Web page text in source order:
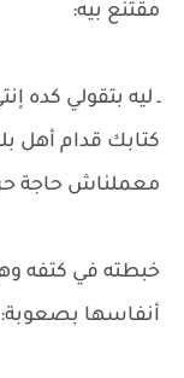
مقتنع بيه:
ـ ليه بتقولي كده
كتابك قدام أهل
معملناش حاجة
خبطته في كتفه
أنفاسها بصعوبة: